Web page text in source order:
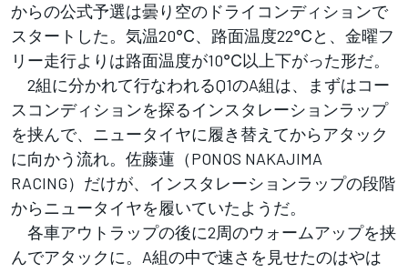
からの公式予選は曇り空のドライコンディションで
スタートした。気温20℃、路面温度22℃と、金曜フ
リー走行よりは路面温度が10℃以上下がった形だ。
2組に分かれて行なわれるQ1のA組は、まずはコー
スコンディションを探るインスタレーションラップ
を挟んで、ニュータイヤに履き替えてからアタック
に向かう流れ。佐藤蓮（PONOS NAKAJIMA
RACING）だけが、インスタレーションラップの段階
からニュータイヤを履いていたようだ。
各車アウトラップの後に2周のウォームアップを挟
んでアタックに。A組の中で速さを見せたのはやは